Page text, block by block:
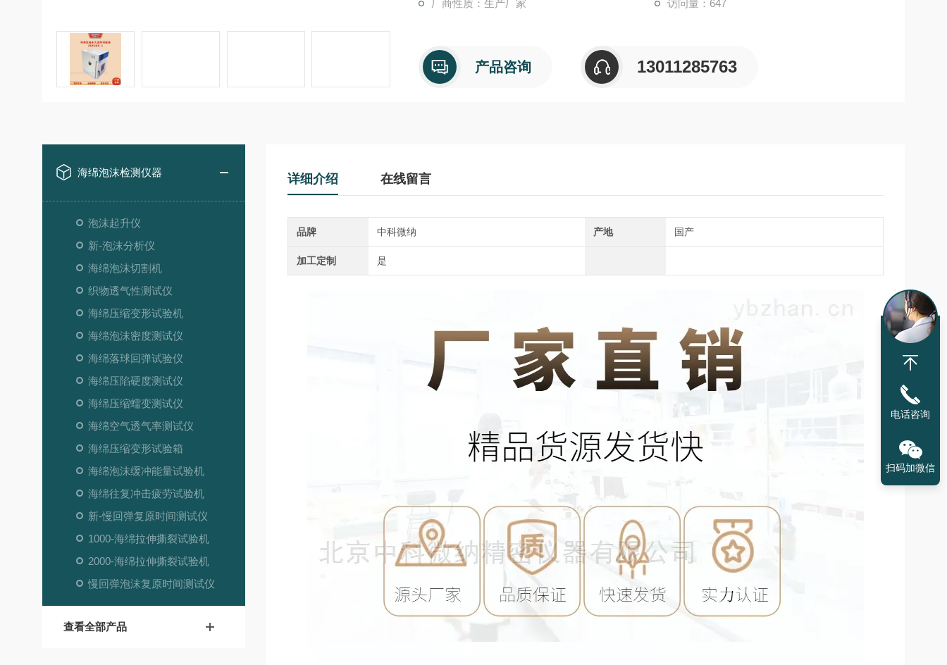
厂商性质：生产厂家 访问量：647
产品咨询 13011285763
海绵泡沫检测仪器
泡沫起升仪
新-泡沫分析仪
海绵泡沫切割机
织物透气性测试仪
海绵压缩变形试验机
海绵泡沫密度测试仪
海绵落球回弹试验仪
海绵压陷硬度测试仪
海绵压缩蠕变测试仪
海绵空气透气率测试仪
海绵压缩变形试验箱
海绵泡沫缓冲能量试验机
海绵往复冲击疲劳试验机
新-慢回弹复原时间测试仪
1000-海绵拉伸撕裂试验机
2000-海绵拉伸撕裂试验机
慢回弹泡沫复原时间测试仪
查看全部产品
详细介绍 在线留言
品牌 中科微纳 产地 国产
加工定制 是
电话咨询
扫码加微信